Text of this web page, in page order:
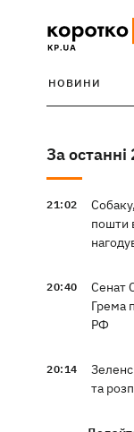
НОВИНИ
За
21:02
пошти
20:40
Сенат
Грема
РФ
20:14
та